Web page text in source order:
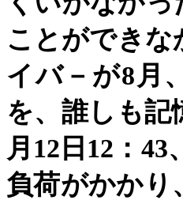
ことができな
イバ－が8 月
を、誰しも
月 12 日 12 ： 43
負荷がかかり